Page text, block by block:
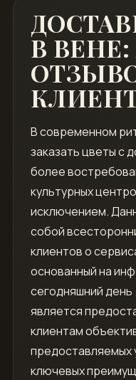
В
В современном
заказать цветы с
более
культурных
исключением.
собой
клиентов о
основанный на
сегодняшний
является
клиентам
предоставляемых
ключевых